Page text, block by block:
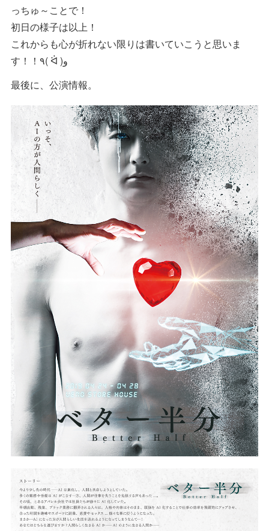
っちゅ～ことで！
初日の様子は以上！
これからも心が折れない限りは書いていこうと思いま
す！！٩( ᐛ )و
最後に、公演情報。